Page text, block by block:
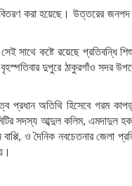
করা হয়েছে। উত্তরের জনপদ
সাথে কষ্টে রয়েছে প্রতিবন্ধি
দুপুরে ঠাকুরগাঁও সদর
প্রধান অতিথি হিসেবে গরম
সদস্য আব্দুল কলিম, এমদাদুল
ও দৈনিক নবচেতনার জেলা